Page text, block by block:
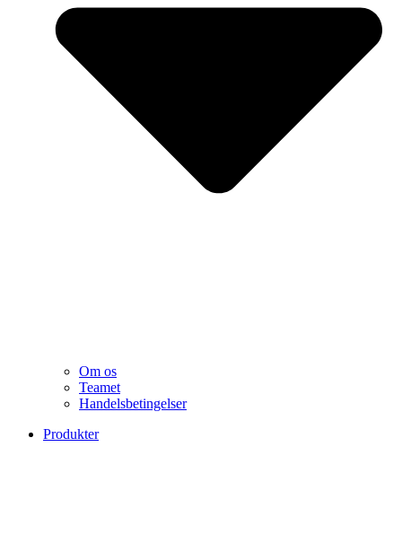
Om os
Teamet
Handelsbetingelser
Produkter